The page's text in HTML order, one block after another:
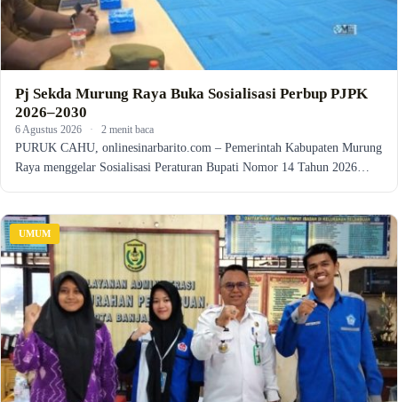
Pj Sekda Murung Raya Buka Sosialisasi Perbup PJPK
2026–2030
6 Agustus 2026 · 2 menit baca
PURUK CAHU, onlinesinarbarito.com – Pemerintah Kabupaten Murung
Raya menggelar Sosialisasi Peraturan Bupati Nomor 14 Tahun 2026…
UMUM